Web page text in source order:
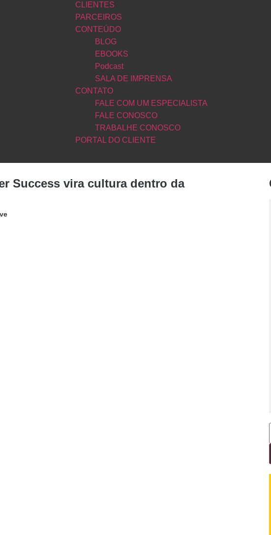
CLIENTES
PARCEIROS
CONTEÚDO
BLOG
EBOOKS
Podcast
SALA DE IMPRENSA
CONTATO
FALE COM UM ESPECIALISTA
FALE CONOSCO
TRABALHE CONOSCO
PORTAL DO CLIENTE
Success vira cultura dentro da